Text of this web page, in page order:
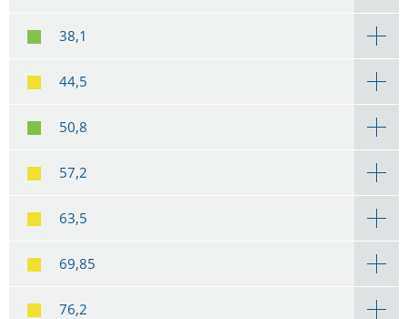
38,1
44,5
50,8
57,2
63,5
69,85
76,2